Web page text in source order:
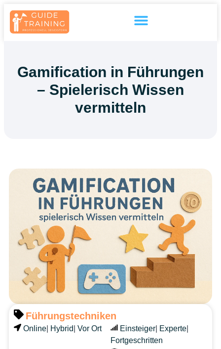
springen
Gamification in Führungen
– Spielerisch Wissen
vermitteln
Führungstechniken
Online Hybrid Vor Ort Einsteiger Experte
Fortgeschritten